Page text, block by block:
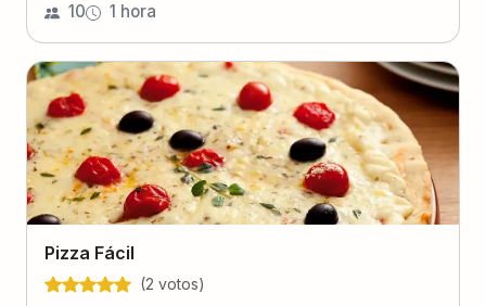
10 1 hora
Pizza Fácil
(2 votos)